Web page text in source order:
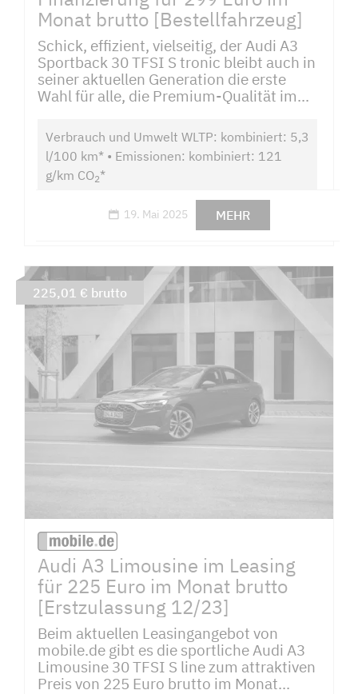
Monat brutto [Bestellfahrzeug]
Schick, effizient, vielseitig, der Audi A3
Sportback 30 TFSI S tronic bleibt auch in
seiner aktuellen Generation die erste
Wahl für alle, die Premium-Qualität im...
Verbrauch und Umwelt WLTP: kombiniert: 5,3
l/100 km* • Emissionen: kombiniert: 121
g/km CO2*
19. Mai 2025 MEHR
Audi A3 Limousine im Leasing
für 225 Euro im Monat brutto
[Erstzulassung 12/23]
Beim aktuellen Leasingangebot von
mobile.de gibt es die sportliche Audi A3
Limousine 30 TFSI S line zum attraktiven
Preis von 225 Euro brutto im Monat...
225,01 € brutto